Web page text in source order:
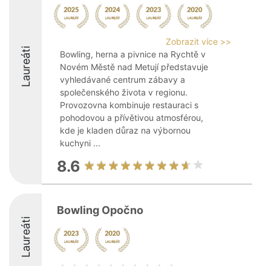
Laureáti
Zobrazit více >>
Bowling, herna a pivnice na Rychtě v
Novém Městě nad Metují představuje
vyhledávané centrum zábavy a
společenského života v regionu.
Provozovna kombinuje restauraci s
pohodovou a přívětivou atmosférou,
kde je kladen důraz na výbornou
kuchyni ...
8.6
Laureáti
Bowling Opočno